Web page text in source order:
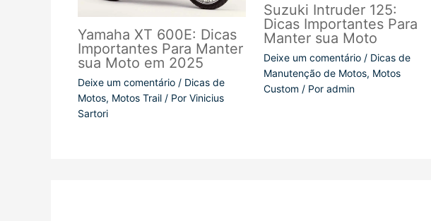
Yamaha XT 600E: Dicas
Importantes Para Manter
sua Moto em 2025
Deixe um comentário / Dicas de
Motos, Motos Trail/ Por Vinicius
Sartori
Suzuki Intruder 125:
Dicas Importantes Para
Manter sua Moto
Deixe um comentário / Dicas de
Manutenção de Motos, Motos
Custom / Por admin